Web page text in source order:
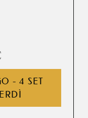
- 4 SET